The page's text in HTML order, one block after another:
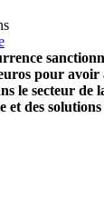
pour avoir
le secteur de
et des